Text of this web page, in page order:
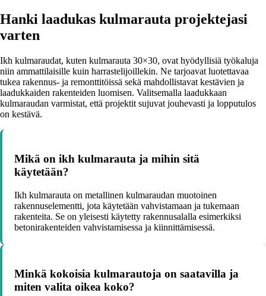
Hanki laadukas kulmarauta projektejasi
varten
Ikh kulmaraudat, kuten kulmarauta 30×30, ovat hyödyllisiä työkaluja
niin ammattilaisille kuin harrastelijoillekin. Ne tarjoavat luotettavaa
tukea rakennus- ja remonttitöissä sekä mahdollistavat kestävien ja
laadukkaiden rakenteiden luomisen. Valitsemalla laadukkaan
kulmaraudan varmistat, että projektit sujuvat jouhevasti ja lopputulos
on kestävä.
Mikä on ikh kulmarauta ja mihin sitä
käytetään?
Ikh kulmarauta on metallinen kulmaraudan muotoinen
rakennuselementti, jota käytetään vahvistamaan ja tukemaan
rakenteita. Se on yleisesti käytetty rakennusalalla esimerkiksi
betonirakenteiden vahvistamisessa ja kiinnittämisessä.
Minkä kokoisia kulmarautoja on saatavilla ja
miten valita oikea koko?